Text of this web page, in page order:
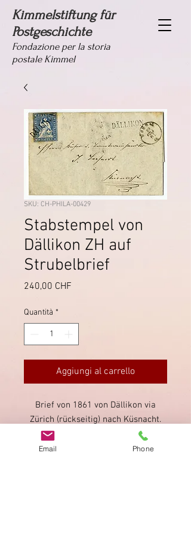
Kimmelstiftung für
Postgeschichte
Fondazione per la storia
postale Kimmel
SKU: CH-PHILA-00429
Stabstempel von
Dällikon ZH auf
Strubelbrief
240,00 CHF
Quantità *
Aggiungi al carrello
Brief von 1861 von Dällikon via
Zürich (rückseitig) nach Küsnacht.
Seltene Direktentwertung des
Strubeli mit dem Stabstempel von
Email Phone